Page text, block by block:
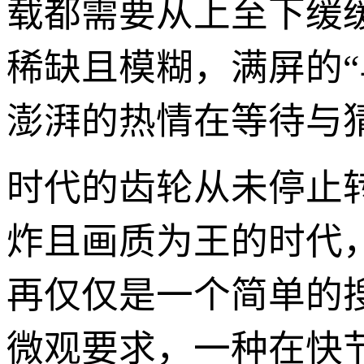
载都需要从上至下缓
稀缺且模糊，满屏的
澎湃的热情在等待与
时代的齿轮从未停止
炸且画质为王的时代
再仅仅是一个简单的
微观要求，一种在快